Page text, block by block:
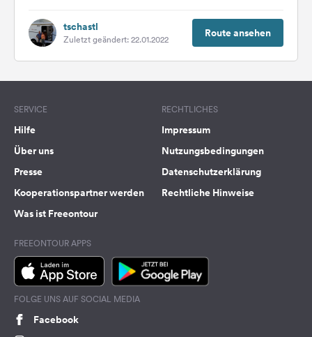
tschastl
Zuletzt geändert: 22.01.2022 Route ansehen
SERVICE
Hilfe
Über uns
Presse
Kooperationspartner werden
Was ist Freeontour
RECHTLICHES
Impressum
Nutzungsbedingungen
Datenschutzerklärung
Rechtliche Hinweise
FREEONTOUR APPS
FOLGE UNS AUF SOCIAL MEDIA
Facebook